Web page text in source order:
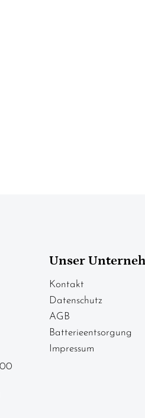
Unser
Kontakt
Datenschutz
AGB
Batterieentsorgung
Impressum